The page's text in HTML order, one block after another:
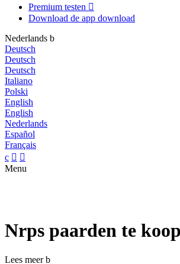
Premium testen 
Download de app download
Nederlands b
Deutsch
Deutsch
Deutsch
Italiano
Polski
English
English
Nederlands
Español
Français
c  
Menu
Nrps paarden te koop
Lees meerb